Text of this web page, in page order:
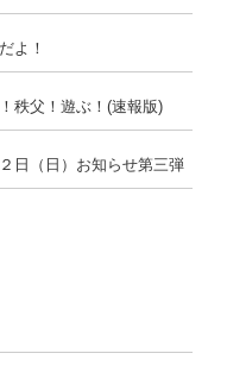
よ！
秩父！遊ぶ！(速報版)
日（日）お知らせ第三弾